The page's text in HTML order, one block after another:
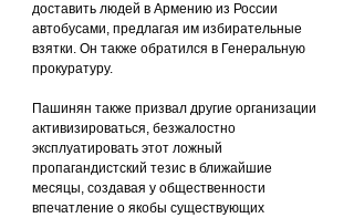
доставить людей в Армению из России
автобусами, предлагая им избирательные
взятки. Он также обратился в Генеральную
прокуратуру.
Пашинян также призвал другие организации
активизироваться, безжалостно
эксплуатировать этот ложный
пропагандистский тезис в ближайшие
месяцы, создавая у общественности
впечатление о якобы существующих